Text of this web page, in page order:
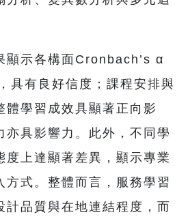
顯示各構面Cronbach’s α
具有良好信度；課程安排與
體學習成效具顯著正向影
亦具影響力。此外，不同學
度上達顯著差異，顯示專業
方式。整體而言，服務學習
計品質與在地連結程度，而